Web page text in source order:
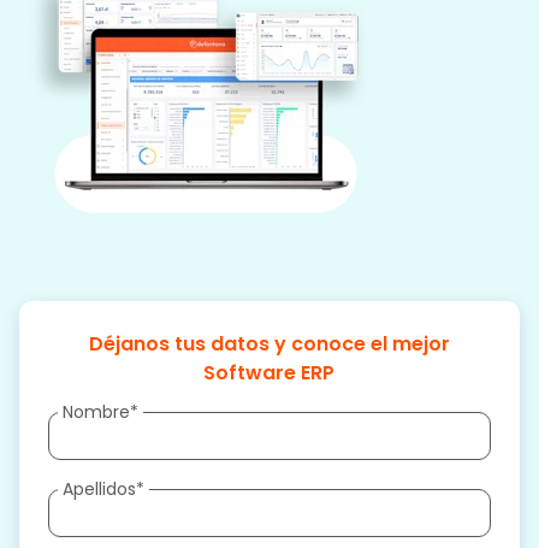
Déjanos tus datos y conoce el mejor
Software ERP
Nombre*
Apellidos*